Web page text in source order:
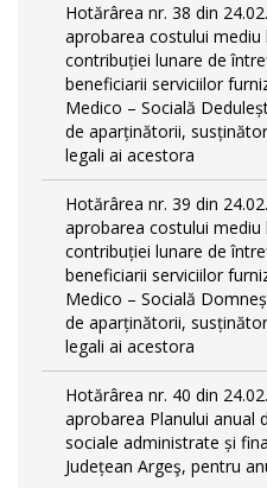
Hotărârea nr. 38 din
aprobarea costului
contribuției lunare de
beneficiarii serviciilor
Medico – Socială
de aparținătorii,
legali ai acestora
Hotărârea nr. 39 din
aprobarea costului
contribuției lunare de
beneficiarii serviciilor
Medico – Socială
de aparținătorii,
legali ai acestora
Hotărârea nr. 40 din
aprobarea Planului anual
sociale administrate și
Județean Argeş, pentru